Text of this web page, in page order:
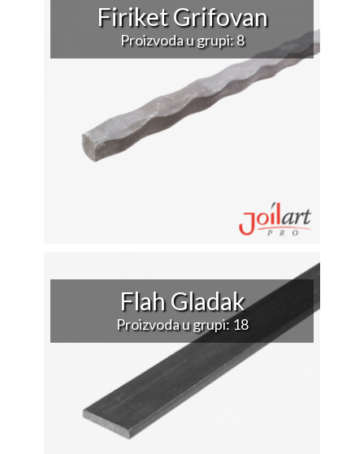
Firiket Grifovan
Proizvoda u grupi: 8
Flah Gladak
Proizvoda u grupi: 18